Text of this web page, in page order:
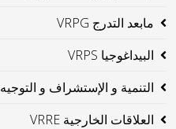
مابعد التدرج VRPG
البيداغوجيا VRPS
التنمية و الإستشراف و التوجيه VRDPO
العلاقات الخارجية VRRE